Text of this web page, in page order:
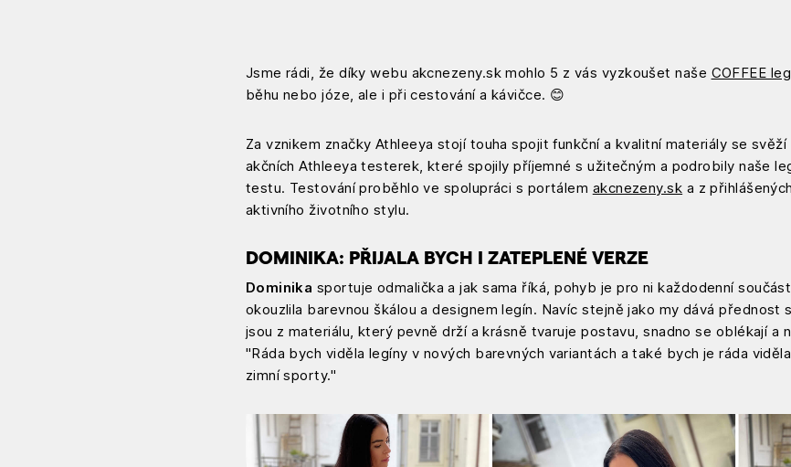
Jsme rádi, že díky webu akcnezeny.sk mohlo 5 z vás vyzkoušet naše COFFEE
běhu nebo józe, ale i při cestování a kávičce. 😊
Za vznikem značky Athleeya stojí touha spojit funkční a kvalitní materiály se
akčních Athleeya testerek, které spojily příjemné s užitečným a podrobily naše
testu. Testování proběhlo ve spolupráci s portálem akcnezeny.sk a z
aktivního životního stylu.
DOMINIKA: PŘIJALA BYCH I ZATEPLENÉ VERZE
Dominika sportuje odmalička a jak sama říká, pohyb je pro ni každodenní
okouzlila barevnou škálou a designem legín. Navíc stejně jako my dává přednost
jsou z materiálu, který pevně drží a krásně tvaruje postavu, snadno se oblékají a
"Ráda bych viděla legíny v nových barevných variantách a také bych je ráda
zimní sporty."